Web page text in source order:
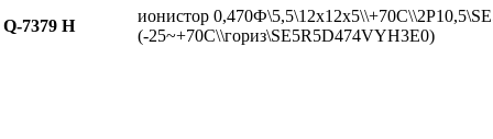
Q-7379 H
ионистор
(-25~+70C\\гориз\SE5R5D474VYH3E0)